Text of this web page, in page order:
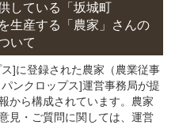
している
「坂城町
生産する 「農家」さんの
いて
]に登録された農家（農業従事
ンクロップス]運営事務局が提
から構成されています。農家
見・ご質問に関しては、運営